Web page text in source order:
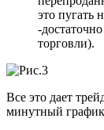
это пугать
-
торговли).
Все это дает
минутный